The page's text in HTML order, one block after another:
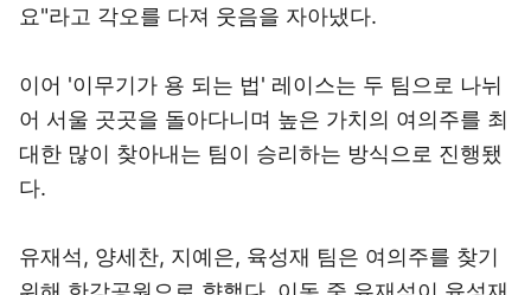
요"라고 각오를 다져 웃음을 자아냈다.
이어 '이무기가 용 되는 법' 레이스는 두 팀으로 나뉘
어 서울 곳곳을 돌아다니며 높은 가치의 여의주를 최
대한 많이 찾아내는 팀이 승리하는 방식으로 진행됐
다.
유재석, 양세찬, 지예은, 육성재 팀은 여의주를 찾기